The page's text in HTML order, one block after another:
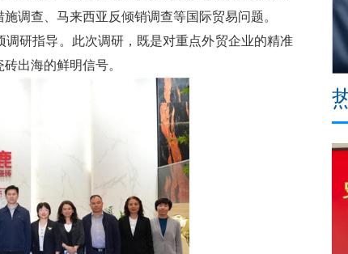
调查、马来西亚反倾销调查等国际贸易问题。
研指导。此次调研，既是对重点外贸企业的精准
出海的鲜明信号。